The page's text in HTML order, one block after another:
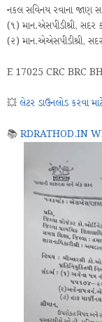
નકલ સવિનય રવાના જાણ
(૧) માન.એસપીડીશ્રી, સદર
(૨) માન.એએસપીડીશ્રી,
E 17025 CRC BRC
💥 લેટર ડાઉનલોડ કરવા
📚 RDRATHOD.IN